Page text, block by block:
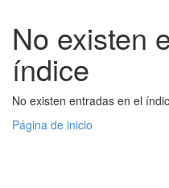
No existen
índice
No existen entradas en el
Página de inicio